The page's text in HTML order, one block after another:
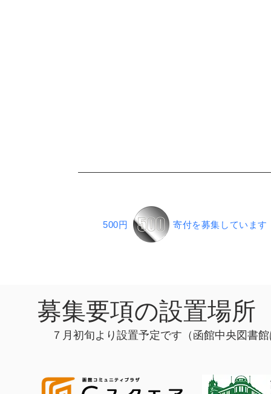
500円 寄付を募集しています
​募集要項の設置場所
７月初旬より設置予定です（函館中央図書